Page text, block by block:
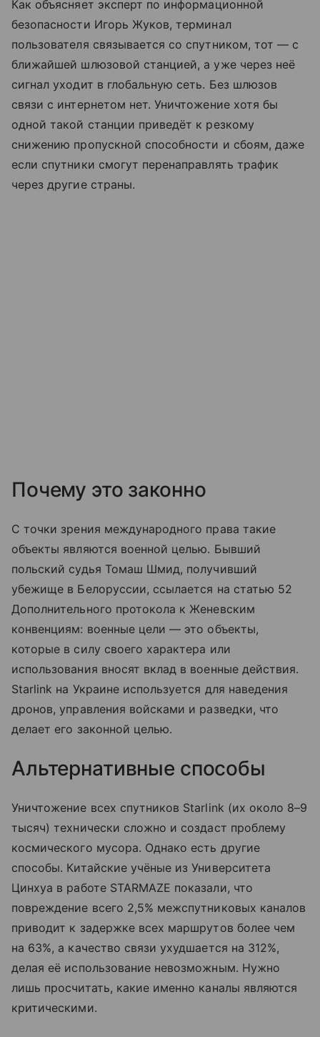
Как объясняет эксперт по информационной
безопасности Игорь Жуков, терминал
пользователя связывается со спутником, тот — с
ближайшей шлюзовой станцией, а уже через неё
сигнал уходит в глобальную сеть. Без шлюзов
связи с интернетом нет. Уничтожение хотя бы
одной такой станции приведёт к резкому
снижению пропускной способности и сбоям, даже
если спутники смогут перенаправлять трафик
через другие страны.
Почему это законно
С точки зрения международного права такие
объекты являются военной целью. Бывший
польский судья Томаш Шмид, получивший
убежище в Белоруссии, ссылается на статью 52
Дополнительного протокола к Женевским
конвенциям: военные цели — это объекты,
которые в силу своего характера или
использования вносят вклад в военные действия.
Starlink на Украине используется для наведения
дронов, управления войсками и разведки, что
делает его законной целью.
Альтернативные способы
Уничтожение всех спутников Starlink (их около 8–9
тысяч) технически сложно и создаст проблему
космического мусора. Однако есть другие
способы. Китайские учёные из Университета
Цинхуа в работе STARMAZE показали, что
повреждение всего 2,5% межспутниковых каналов
приводит к задержке всех маршрутов более чем
на 63%, а качество связи ухудшается на 312%,
делая её использование невозможным. Нужно
лишь просчитать, какие именно каналы являются
критическими.